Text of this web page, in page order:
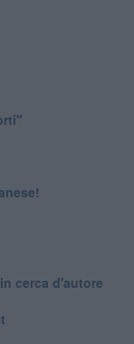
cerca d'autore